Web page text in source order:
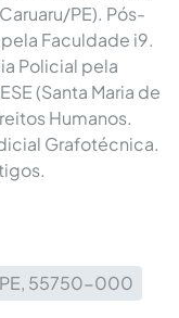
PE). Pós-
Faculdade i9.
Policial pela
(Santa Maria de
Humanos.
Grafotécnica.
PE, 55750-000